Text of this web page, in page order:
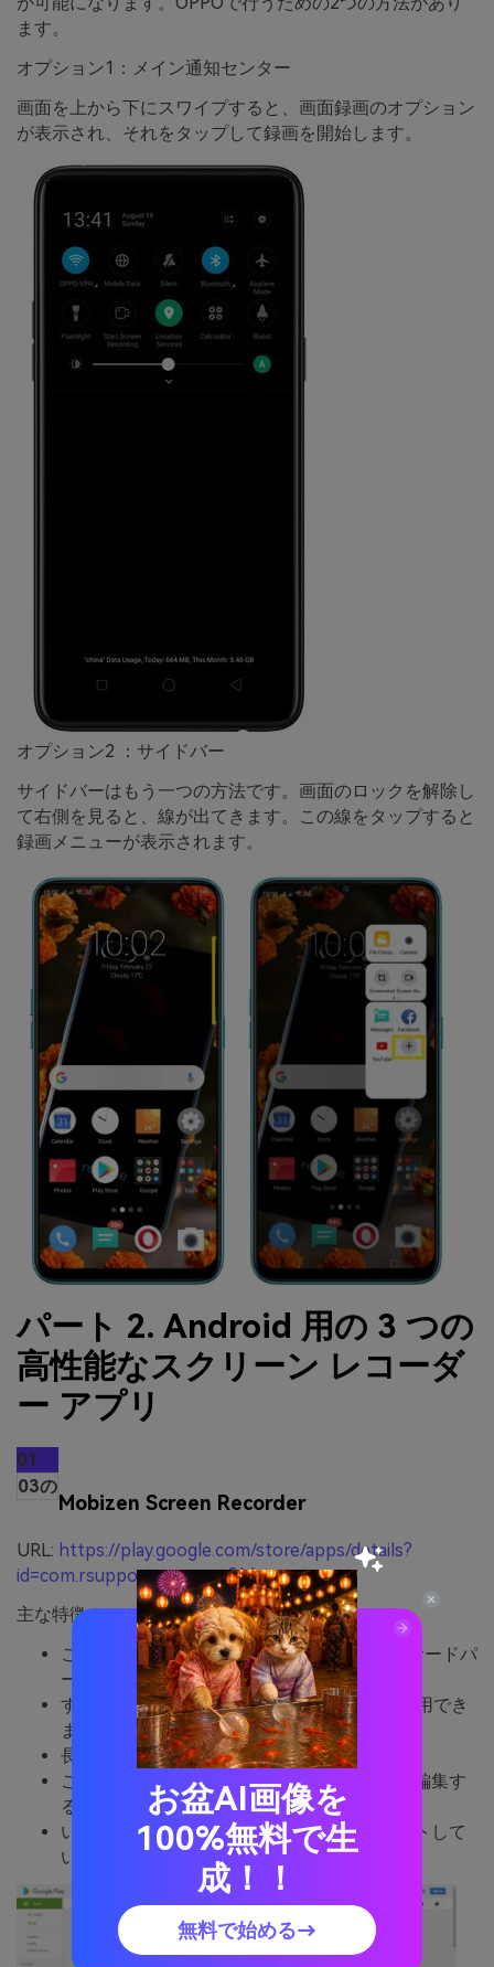
ます。
オプション1：メイン通知センター
画面を上から下にスワイプすると、画面録画のオプション
が表示され、それをタップして録画を開始します。
オプション2 ：サイドバー
サイドバーはもう一つの方法です。画面のロックを解除し
て右側を見ると、線が出てきます。この線をタップすると
録画メニューが表示されます。
パート 2. Android 用の 3 つの
高性能なスクリーン レコーダ
ー アプリ
01
03の
Mobizen Screen Recorder
URL: https://play.google.com/store/apps/details?
id=com.rsupport.mvagent&hl=ja
主な特徴:
これはAndroidデバイスで画面を録画できるサードパ
ーティアプリです。
すべての Android ユーザーが完全に無料で利用でき
ます。
長時間の動画撮影にも対応しています。
このアプリを使用してビデオをカットまたは編集す
ることもできます。
いくつかの基本的な編集オプションもサポートして
います。
お盆AI画像を
100%無料で生
成！！
無料で始める→